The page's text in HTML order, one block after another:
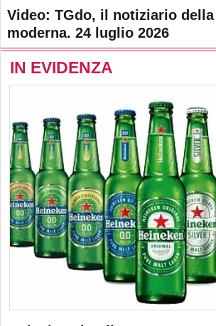
Video: TGdo, il notiziario
moderna. 24 luglio 2026
IN EVIDENZA